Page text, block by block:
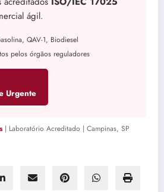
ágil.
QAV-1, Biodiesel
pelos órgãos reguladores
Urgente
| Laboratório Acreditado | Campinas, SP